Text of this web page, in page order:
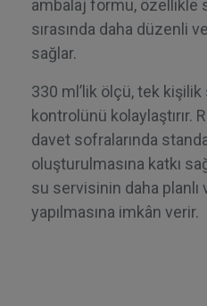
ambalaj formu, özellikle
sırasında daha düzenli
sağlar.
330 ml’lik ölçü, tek
kontrolünü kolaylaştırır.
davet sofralarında
oluşturulmasına katkı
su servisinin daha
yapılmasına imkân verir.